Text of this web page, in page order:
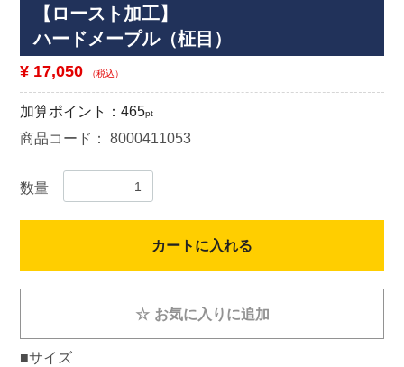
【ロースト加工】
ハードメープル（柾目）
¥ 17,050 （税込）
加算ポイント：465pt
商品コード：8000411053
数量
カートに入れる
☆ お気に入りに追加
■サイズ